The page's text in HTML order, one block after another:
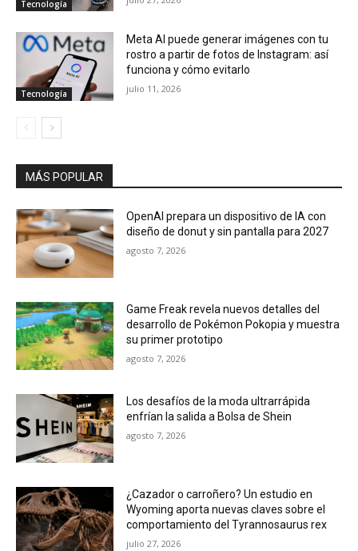
Tecnología
Tecnología
Meta AI puede generar imágenes con tu
rostro a partir de fotos de Instagram: así
funciona y cómo evitarlo
julio 11, 2026
MÁS POPULAR
OpenAI prepara un dispositivo de IA con
diseño de donut y sin pantalla para 2027
agosto 7, 2026
Game Freak revela nuevos detalles del
desarrollo de Pokémon Pokopia y muestra
su primer prototipo
agosto 7, 2026
Los desafíos de la moda ultrarrápida
enfrían la salida a Bolsa de Shein
agosto 7, 2026
¿Cazador o carroñero? Un estudio en
Wyoming aporta nuevas claves sobre el
comportamiento del Tyrannosaurus rex
julio 27, 2026